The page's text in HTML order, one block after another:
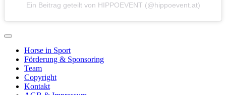
Ein Beitrag geteilt von HIPPOEVENT (@hippoevent.at)
Horse in Sport
Förderung & Sponsoring
Team
Copyright
Kontakt